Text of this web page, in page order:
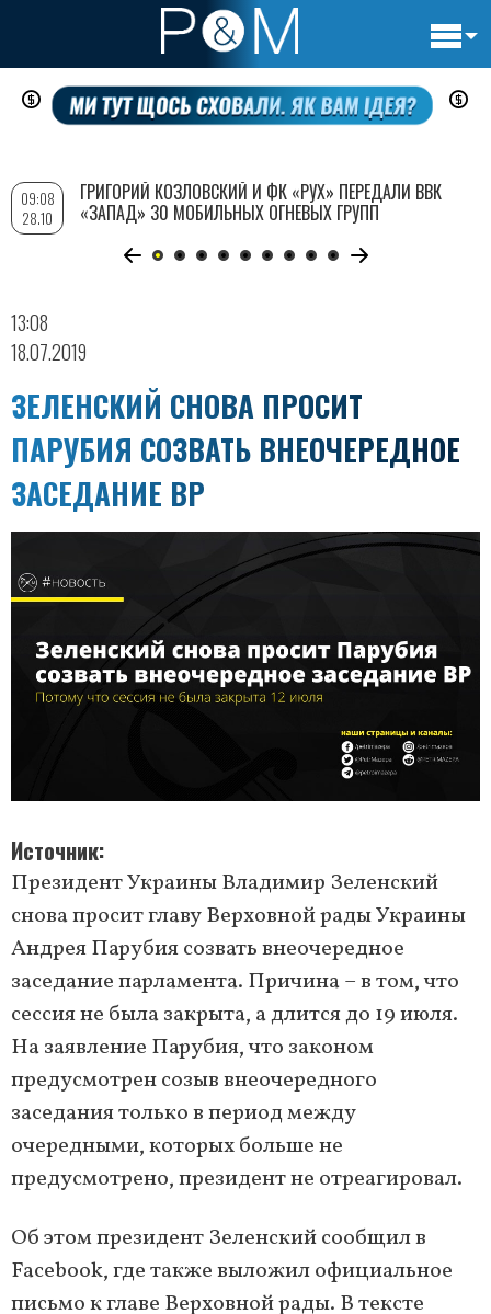
Перейти
содержанию
13:08
18.07.2019
ЗЕЛЕНСКИЙ СНОВА ПРОСИТ
ПАРУБИЯ СОЗВАТЬ ВНЕОЧЕРЕДНОЕ
ЗАСЕДАНИЕ ВР
Источник
Президент Украины Владимир Зеленский
снова просит главу Верховной рады Украины
Андрея Парубия созвать внеочередное
заседание парламента. Причина – в том, что
сессия не была закрыта, а длится до 19 июля.
На заявление Парубия, что законом
предусмотрен созыв внеочередного
заседания только в период между
очередными, которых больше не
предусмотрено, президент не отреагировал.
Об этом президент Зеленский сообщил в
Facebook, где также выложил официальное
письмо к главе Верховной рады. В тексте
09:08
28.10
ГРИГОРИЙ КОЗЛОВСКИЙ И ФК «РУХ» ПЕРЕДАЛИ ВВК
«ЗАПАД» 30 МОБИЛЬНЫХ ОГНЕВЫХ ГРУПП